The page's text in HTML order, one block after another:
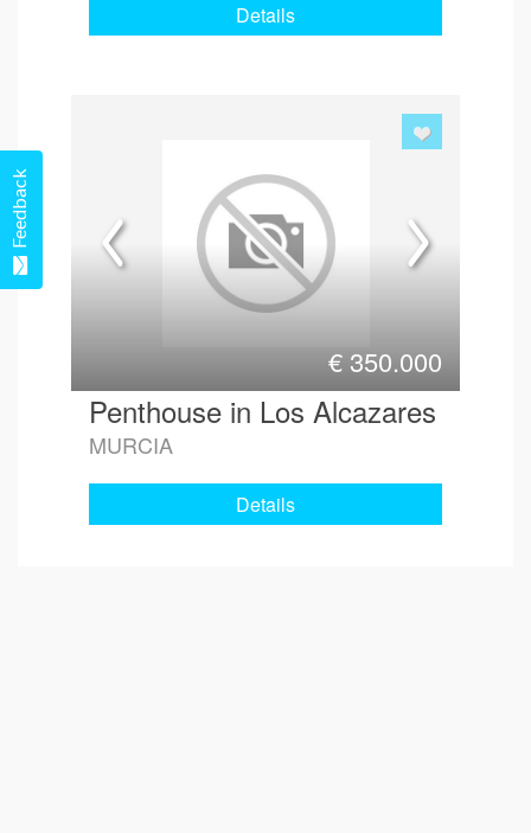
Details
€350.000
Penthouse in Los Alcazares
MURCIA
Details
Feedback